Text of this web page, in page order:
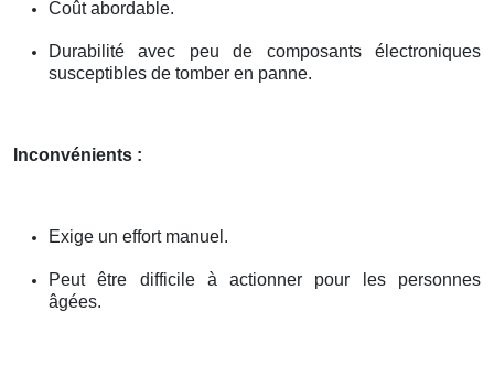
Coût abordable.
Durabilité avec peu de composants électroniques
susceptibles de tomber en panne.
Inconvénients :
Exige un effort manuel.
Peut être difficile à actionner pour les personnes
âgées.